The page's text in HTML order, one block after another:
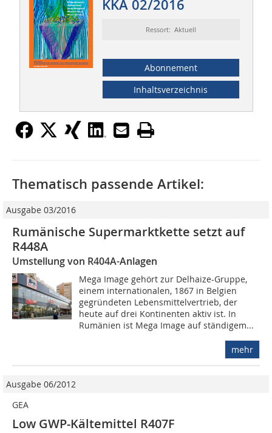
KKA 02/2016
Ressort: Aktuell
Abonnement
Inhaltsverzeichnis
Thematisch passende Artikel:
Ausgabe 03/2016
Rumänische Supermarktkette setzt auf
R448A
Umstellung von R404A-Anlagen
Mega Image gehört zur Delhaize-Gruppe,
einem internationalen, 1867 in Belgien
gegründeten Lebensmittelvertrieb, der
heute auf drei Kontinenten aktiv ist. In
Rumänien ist Mega Image auf ständigem...
mehr
Ausgabe 06/2012
GEA
Low GWP-Kältemittel R407F